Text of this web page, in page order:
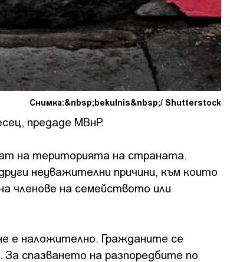
Снимка:&nbsp;bekulnis&nbsp;/ Shutterstock
предаде МВнР.
на територията на страната.
неуважителни причини, към които
членове на семейството или
е наложително. Гражданите се
спазването на разпоредбите по